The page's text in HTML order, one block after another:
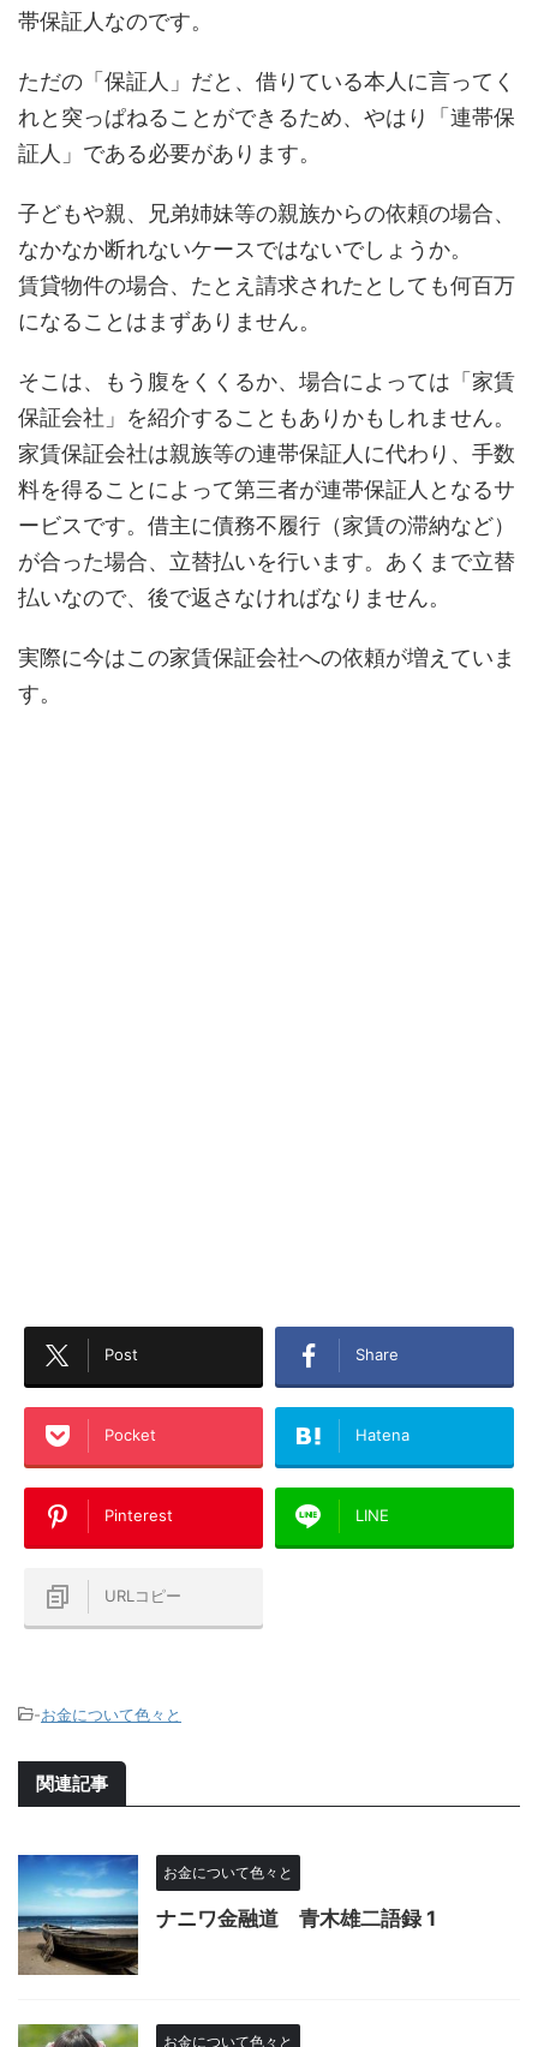
帯保証人なのです。
ただの「保証人」だと、借りている本人に言ってく
れと突っぱねることができるため、やはり「連帯保
証人」である必要があります。
子どもや親、兄弟姉妹等の親族からの依頼の場合、
なかなか断れないケースではないでしょうか。
賃貸物件の場合、たとえ請求されたとしても何百万
になることはまずありません。
そこは、もう腹をくくるか、場合によっては「家賃
保証会社」を紹介することもありかもしれません。
家賃保証会社は親族等の連帯保証人に代わり、手数
料を得ることによって第三者が連帯保証人となるサ
ービスです。借主に債務不履行（家賃の滞納など）
が合った場合、立替払いを行います。あくまで立替
払いなので、後で返さなければなりません。
実際に今はこの家賃保証会社への依頼が増えていま
す。
Post Share
Pocket Hatena
Pinterest LINE
URLコピー
-お金について色々と
関連記事
お金について色々と
ナニワ金融道 青木雄二語録 1
お金について色々と